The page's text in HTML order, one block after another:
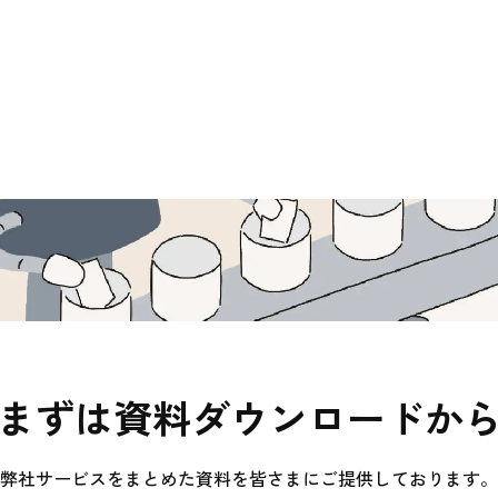
ずは資料ダウンロードか
弊社サービスをまとめた資料を皆さまにご提供しております。